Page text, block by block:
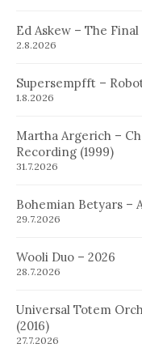
Ed Askew – The
2.8.2026
Supersempfft –
1.8.2026
Martha Argerich –
Recording (1999)
31.7.2026
Bohemian Betyars –
29.7.2026
Wooli Duo – 2026
28.7.2026
Universal Totem
(2016)
27.7.2026